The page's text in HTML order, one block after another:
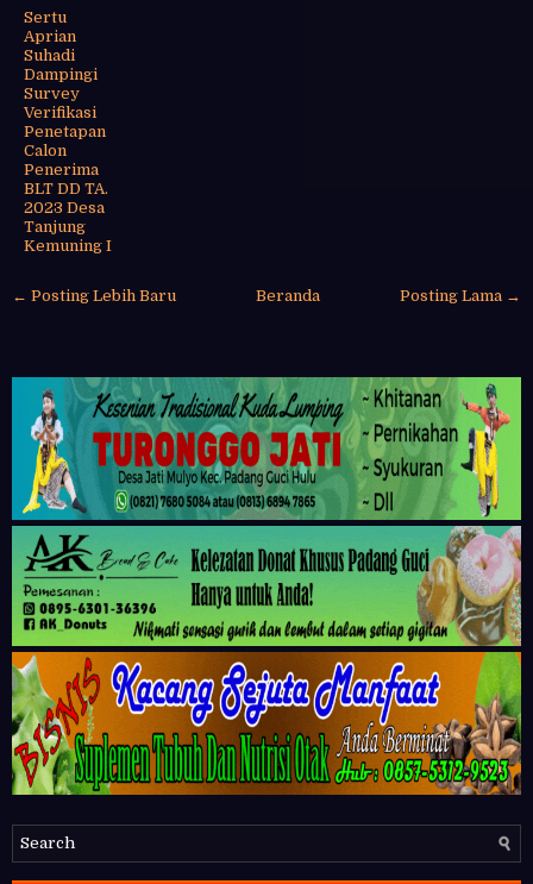
Sertu
Aprian
Suhadi
Dampingi
Survey
Verifikasi
Penetapan
Calon
Penerima
BLT DD TA.
2023 Desa
Tanjung
Kemuning I
← Posting Lebih Baru Posting Lama →
Beranda